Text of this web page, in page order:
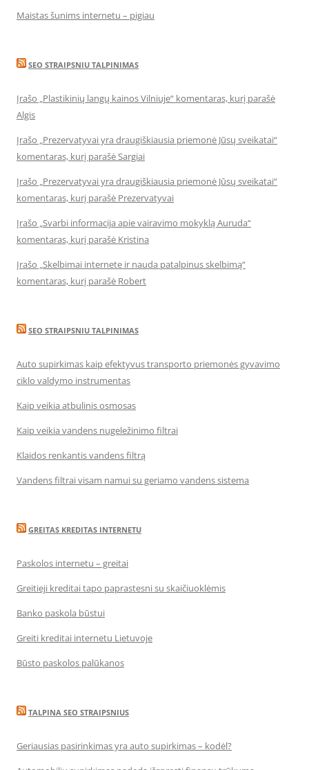
Maistas šunims internetu – pigiau
SEO STRAIPSNIU TALPINIMAS
Įrašo „Plastikinių langų kainos Vilniuje“ komentaras, kurį parašė
Algis
Įrašo „Prezervatyvai yra draugiškiausia priemonė Jūsų sveikatai“
komentaras, kurį parašė Sargiai
Įrašo „Prezervatyvai yra draugiškiausia priemonė Jūsų sveikatai“
komentaras, kurį parašė Prezervatyvai
Įrašo „Svarbi informacija apie vairavimo mokyklą Auruda“
komentaras, kurį parašė Kristina
Įrašo „Skelbimai internete ir nauda patalpinus skelbimą“
komentaras, kurį parašė Robert
SEO STRAIPSNIU TALPINIMAS
Auto supirkimas kaip efektyvus transporto priemonės gyvavimo
ciklo valdymo instrumentas
Kaip veikia atbulinis osmosas
Kaip veikia vandens nugeležinimo filtrai
Klaidos renkantis vandens filtrą
Vandens filtrai visam namui su geriamo vandens sistema
GREITAS KREDITAS INTERNETU
Paskolos internetu – greitai
Greitieji kreditai tapo paprastesni su skaičiuoklėmis
Banko paskola būstui
Greiti kreditai internetu Lietuvoje
Būsto paskolos palūkanos
TALPINA SEO STRAIPSNIUS
Geriausias pasirinkimas yra auto supirkimas – kodėl?